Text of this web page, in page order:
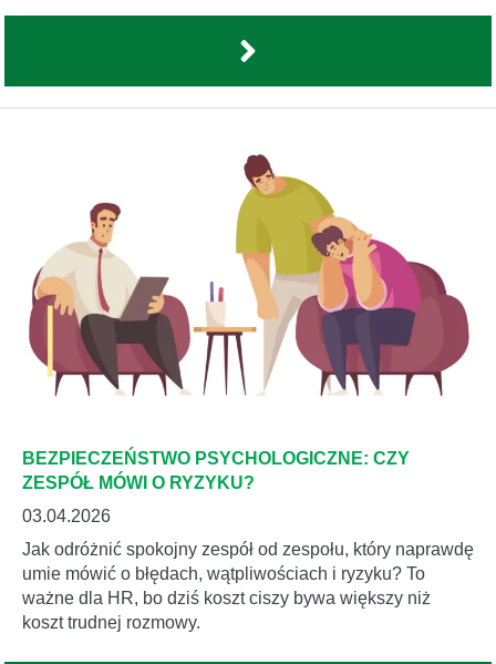
BEZPIECZEŃSTWO PSYCHOLOGICZNE: CZY
ZESPÓŁ MÓWI O RYZYKU?
03.04.2026
Jak odróżnić spokojny zespół od zespołu, który naprawdę
umie mówić o błędach, wątpliwościach i ryzyku? To
ważne dla HR, bo dziś koszt ciszy bywa większy niż
koszt trudnej rozmowy.